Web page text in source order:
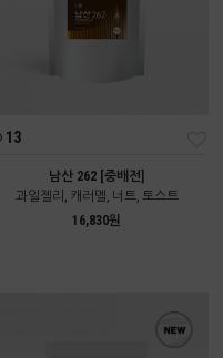
13
남산 262 [중배전]
과일젤리, 캐러멜, 너트, 토스트
16,830원